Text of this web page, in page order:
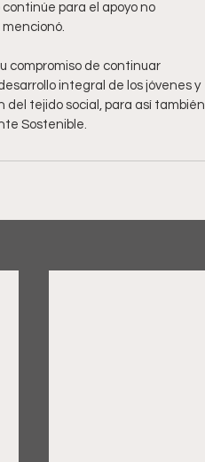
para el apoyo no
mencionó.
compromiso de continuar
integral de los jóvenes y
del tejido social, para así también
Sostenible.